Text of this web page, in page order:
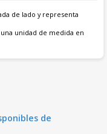
de lado y representa
unidad de medida en
de